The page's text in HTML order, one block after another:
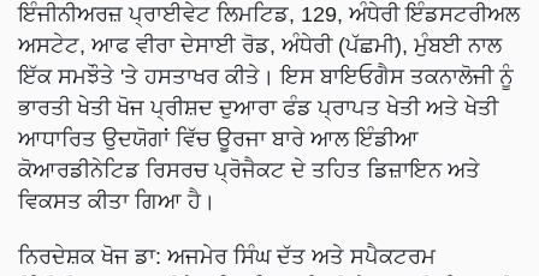
ਇੰਜੀਨੀਅਰਜ਼ ਪ੍ਰਾਈਵੇਟ ਲਿਮਟਿਡ, 129, ਅੰਧੇਰੀ ਇੰਡਸਟਰੀਅਲ
ਅਸਟੇਟ, ਆਫ ਵੀਰਾ ਦੇਸਾਈ ਰੋਡ, ਅੰਧੇਰੀ (ਪੱਛਮੀ), ਮੁੰਬਈ ਨਾਲ
ਇੱਕ ਸਮਝੌਤੇ 'ਤੇ ਹਸਤਾਖਰ ਕੀਤੇ। ਇਸ ਬਾਇਓਗੈਸ ਤਕਨਾਲੋਜੀ ਨੂੰ
ਭਾਰਤੀ ਖੇਤੀ ਖੋਜ ਪ੍ਰੀਸ਼ਦ ਦੁਆਰਾ ਫੰਡ ਪ੍ਰਾਪਤ ਖੇਤੀ ਅਤੇ ਖੇਤੀ
ਆਧਾਰਿਤ ਉਦਯੋਗਾਂ ਵਿੱਚ ਊਰਜਾ ਬਾਰੇ ਆਲ ਇੰਡੀਆ
ਕੋਆਰਡੀਨੇਟਿਡ ਰਿਸਰਚ ਪ੍ਰੋਜੈਕਟ ਦੇ ਤਹਿਤ ਡਿਜ਼ਾਇਨ ਅਤੇ
ਵਿਕਸਤ ਕੀਤਾ ਗਿਆ ਹੈ।
ਨਿਰਦੇਸ਼ਕ ਖੋਜ ਡਾ: ਅਜਮੇਰ ਸਿੰਘ ਦੱਤ ਅਤੇ ਸਪੈਕਟਰਮ